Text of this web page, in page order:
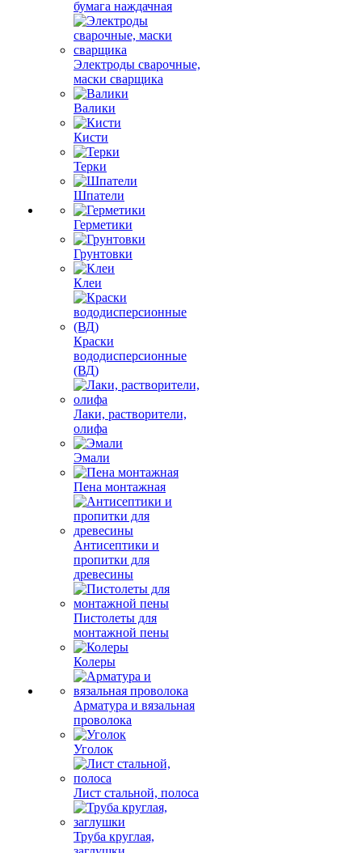
бумага наждачная
Электроды сварочные,
маски сварщика
Валики
Кисти
Терки
Шпатели
Герметики
Грунтовки
Клеи
Краски
вододисперсионные
(ВД)
Лаки, растворители,
олифа
Эмали
Пена монтажная
Антисептики и
пропитки для
древесины
Пистолеты для
монтажной пены
Колеры
Арматура и вязальная
проволока
Уголок
Лист стальной, полоса
Труба круглая,